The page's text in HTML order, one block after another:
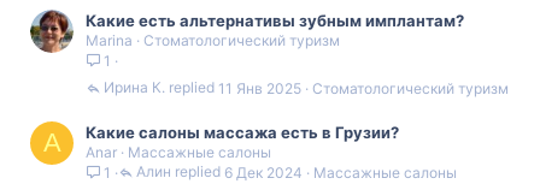
Какие есть альтернативы зубным имплантам?
Marina
Стоматологический туризм
1
Стоматологический туризм
11 Янв 2025
Ирина К.
A Какие салоны массажа есть в Грузии?
Anar
Массажные салоны
1
Массажные салоны
6 Дек 2024
Алин